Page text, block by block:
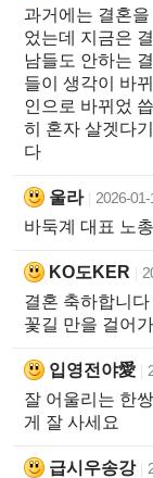
과거에는 결혼
었는데 지금은
남들도 안하는
들이 생각이 바
인으로 바뀌었
히 혼자 살겟다
다
울라 2026-
바둑계 대표 노
KO도KER
결혼 축하합니
꽃길 만을 걸어
입영전야愛
잘 어울리는 한
게 잘 사세요
급시우송강